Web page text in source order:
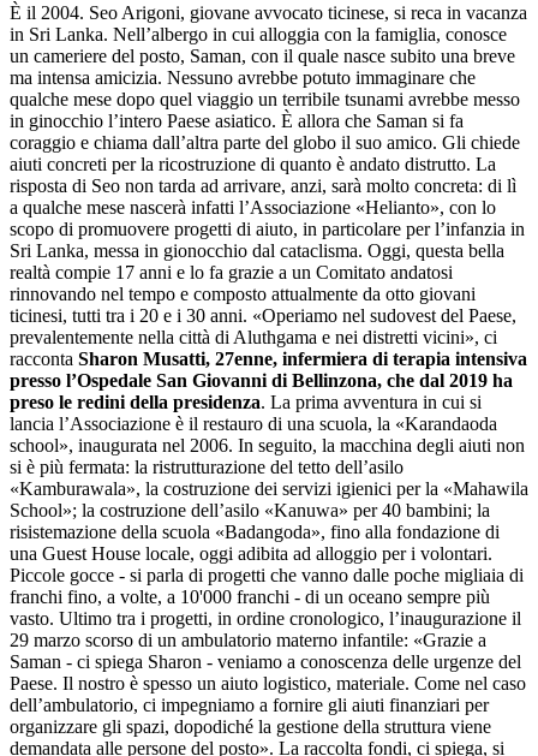
È il 2004. Seo Arigoni, giovane avvocato ticinese, si reca in vacanza
in Sri Lanka. Nell’albergo in cui alloggia con la famiglia, conosce
un cameriere del posto, Saman, con il quale nasce subito una breve
ma intensa amicizia. Nessuno avrebbe potuto immaginare che
qualche mese dopo quel viaggio un terribile tsunami avrebbe messo
in ginocchio l’intero Paese asiatico. È allora che Saman si fa
coraggio e chiama dall’altra parte del globo il suo amico. Gli chiede
aiuti concreti per la ricostruzione di quanto è andato distrutto. La
risposta di Seo non tarda ad arrivare, anzi, sarà molto concreta: di lì
a qualche mese nascerà infatti l’Associazione «Helianto», con lo
scopo di promuovere progetti di aiuto, in particolare per l’infanzia in
Sri Lanka, messa in gionocchio dal cataclisma. Oggi, questa bella
realtà compie 17 anni e lo fa grazie a un Comitato andatosi
rinnovando nel tempo e composto attualmente da otto giovani
ticinesi, tutti tra i 20 e i 30 anni. «Operiamo nel sudovest del Paese,
prevalentemente nella città di Aluthgama e nei distretti vicini», ci
racconta Sharon Musatti, 27enne, infermiera di terapia intensiva
presso l’Ospedale San Giovanni di Bellinzona, che dal 2019 ha
preso le redini della presidenza. La prima avventura in cui si
lancia l’Associazione è il restauro di una scuola, la «Karandaoda
school», inaugurata nel 2006. In seguito, la macchina degli aiuti non
si è più fermata: la ristrutturazione del tetto dell’asilo
«Kamburawala», la costruzione dei servizi igienici per la «Mahawila
School»; la costruzione dell’asilo «Kanuwa» per 40 bambini; la
risistemazione della scuola «Badangoda», fino alla fondazione di
una Guest House locale, oggi adibita ad alloggio per i volontari.
Piccole gocce - si parla di progetti che vanno dalle poche migliaia di
franchi fino, a volte, a 10'000 franchi - di un oceano sempre più
vasto. Ultimo tra i progetti, in ordine cronologico, l’inaugurazione il
29 marzo scorso di un ambulatorio materno infantile: «Grazie a
Saman - ci spiega Sharon - veniamo a conoscenza delle urgenze del
Paese. Il nostro è spesso un aiuto logistico, materiale. Come nel caso
dell’ambulatorio, ci impegniamo a fornire gli aiuti finanziari per
organizzare gli spazi, dopodiché la gestione della struttura viene
demandata alle persone del posto». La raccolta fondi, ci spiega, si